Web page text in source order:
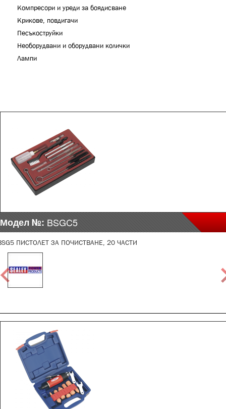
Компресори и уреди за боядисване
Крикове, повдигачи
Песъкоструйки
Необорудвани и оборудвани колички
Лампи
Модел №:BSGC5
ПИСТОЛЕТ ЗА ПОЧИСТВАНЕ, 20 ЧАСТИ